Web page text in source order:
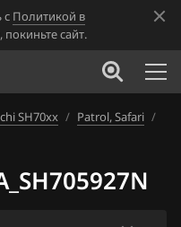
с Политикой в
покиньте сайт.
SH70xx / Patrol, Safari /